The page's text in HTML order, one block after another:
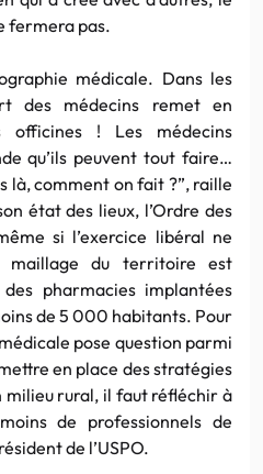
fermera pas.
médicale. Dans les
des médecins remet en
officines ! Les médecins
qu’ils peuvent tout faire…
là, comment on fait ?”, raille
état des lieux, l’Ordre des
si l’exercice libéral ne
maillage du territoire est
pharmacies implantées
de 5 000 habitants. Pour
pose question parmi
en place des stratégies
milieu rural, il faut réfléchir à
de professionnels de
de l’USPO.